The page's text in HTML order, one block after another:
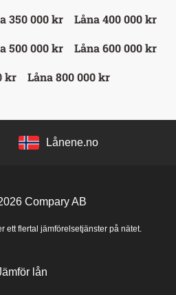
350 000 kr
Låna 400 000 kr
500 000 kr
Låna 600 000 kr
kr
Låna 800 000 kr
Lånene.no
Compary AB
ett flertal jämförelsetjänster på nätet.
lån